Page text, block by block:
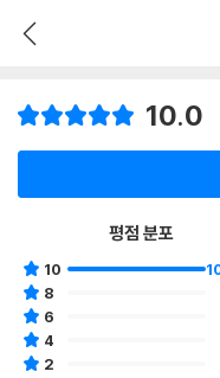
10.0
평점 분포
10
8
6
4
2